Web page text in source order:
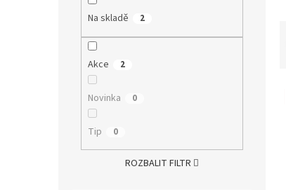
Na skladě 2
Akce 2
Novinka 0
Tip 0
ROZBALIT FILTR